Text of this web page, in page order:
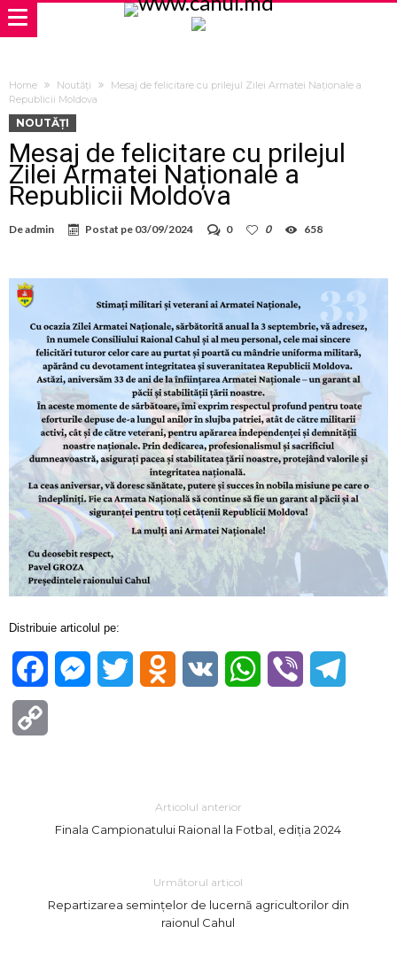
Home Noutăți
Mesaj de felicitare cu prilejul Zilei Armatei Naționale a
Republicii Moldova
NOUTĂȚI
Mesaj de felicitare cu prilejul
Zilei Armatei Naționale a
Republicii Moldova
Deadmin Postat pe 03/09/2024 0 0 658
Distribuie articolul pe:
FacebookMessenger
Twitter Odnoklassniki
VK WhatsApp
Viber
Articolul anterior
Finala Campionatului Raional la Fotbal, ediția 2024
Următorul articol
Repartizarea semințelor de lucernă agricultorilor din
raionul Cahul